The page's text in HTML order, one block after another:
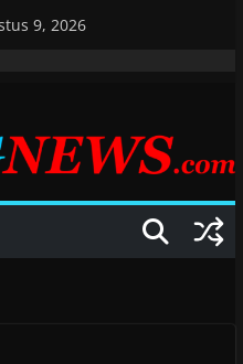
9, 2026